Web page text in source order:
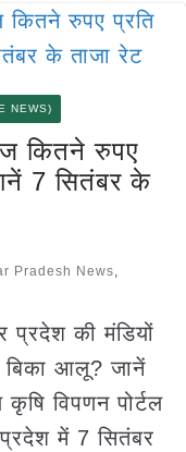
NEWS)
कितने रुपए
7 सितंबर के
Pradesh News,
प्रदेश की मंडियों
आलू? जानें
विपणन पोर्टल
में 7 सितंबर